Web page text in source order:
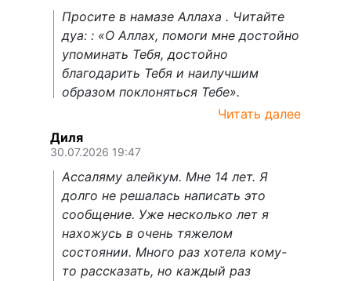
Просите в намазе Аллаха . Читайте
дуа: : «О Аллах, помоги мне достойно
упоминать Тебя, достойно
благодарить Тебя и наилучшим
образом поклоняться Тебе».
Читать далее
Диля
30.07.2026 19:47
Ассаляму алейкум. Мне 14 лет. Я
долго не решалась написать это
сообщение. Уже несколько лет я
нахожусь в очень тяжелом
состоянии. Много раз хотела кому-
то рассказать, но каждый раз